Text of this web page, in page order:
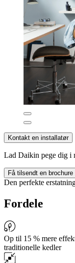
Kontakt en installatør
Lad Daikin pege dig i
Få tilsendt en brochure
Den perfekte
Fordele
Op til 15 % mere
traditionelle kedler